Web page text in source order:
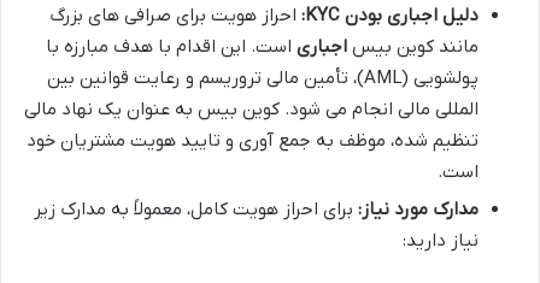
دلیل اجباری بودن KYC:
احراز هویت برای صرافی های بزرگ
مانند کوین بیس اجباری است. این اقدام با هدف مبارزه با
پولشویی (AML)، تأمین مالی تروریسم و رعایت قوانین بین
المللی مالی انجام می شود. کوین بیس به عنوان یک نهاد مالی
تنظیم شده، موظف به جمع آوری و تایید هویت مشتریان خود
است.
مدارک مورد نیاز: برای احراز هویت کامل، معمولاً به مدارک زیر
نیاز دارید: